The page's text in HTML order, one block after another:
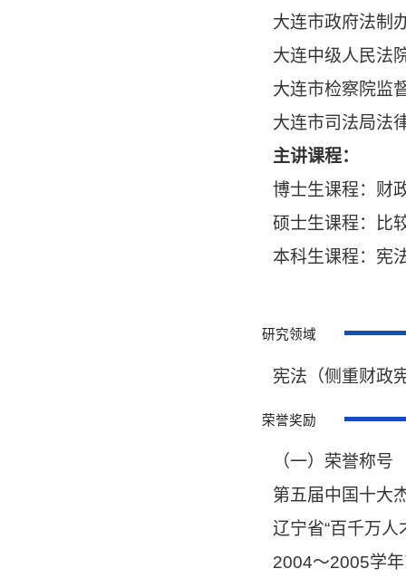
大连市政府法制
大连中级人民法
大连市检察院监
大连市司法局法
主讲课程：
博士生课程：财
硕士生课程：比
本科生课程：宪
研究领域
宪法（侧重财政
荣誉奖励
（一）荣誉称号
第五届中国十大
辽宁省“百千万人
2004～2005学